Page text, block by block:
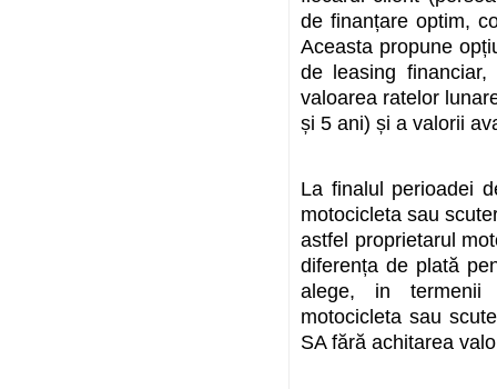
de finanțare optim,
Aceasta propune
de leasing
valoarea ratelor
și 5 ani) și a valorii
La finalul perioadei
motocicleta sau
astfel proprietarul
diferența de plată
alege, in termenii
motocicleta sau
SA fără achitarea